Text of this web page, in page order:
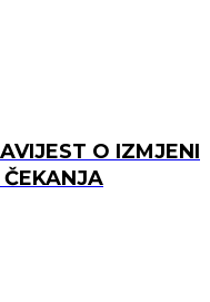
O IZMJENI